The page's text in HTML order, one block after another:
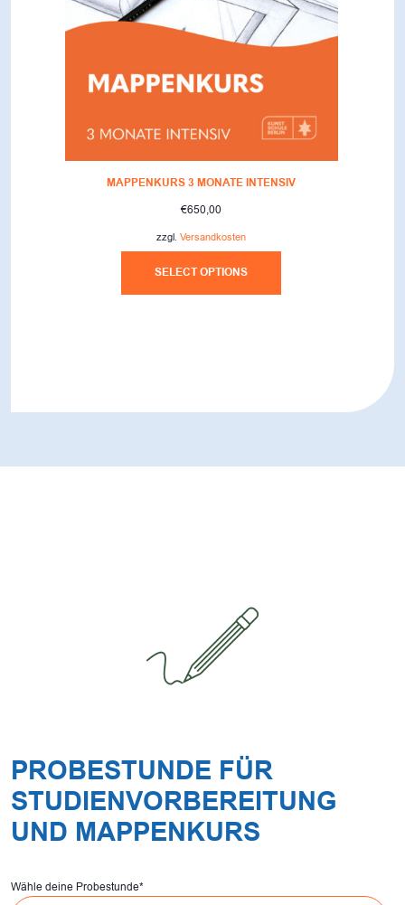
MAPPENKURS 3 MONATE INTENSIV
€650,00
zzgl.Versandkosten
SELECT OPTIONS
PROBESTUNDE FÜR
STUDIENVORBEREITUNG
UND MAPPENKURS
Wähle deine Probestunde*